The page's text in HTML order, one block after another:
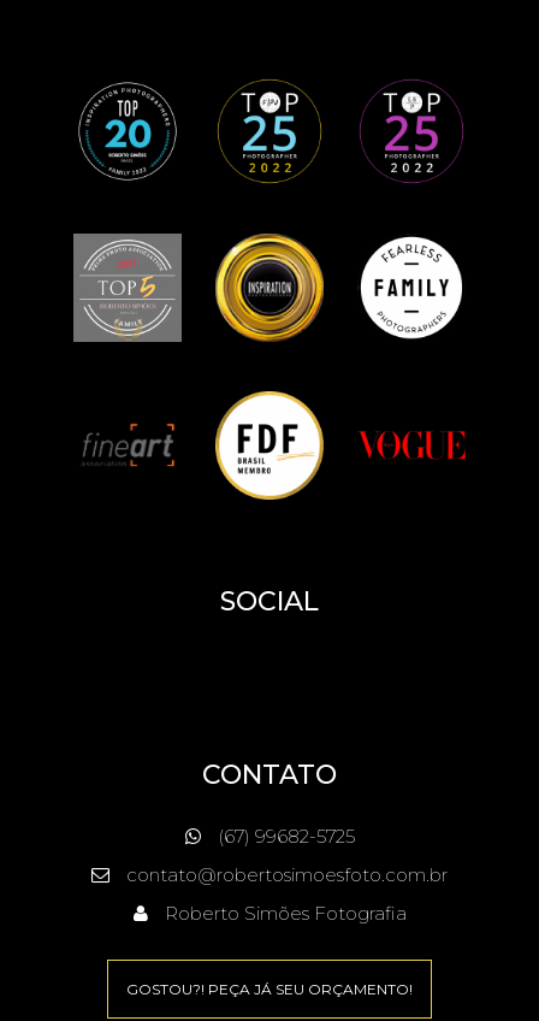
SOCIAL
CONTATO
(67) 99682-5725
contato@robertosimoesfoto.com.br
Roberto Simões Fotografia
GOSTOU?! PEÇA JÁ SEU ORÇAMENTO!